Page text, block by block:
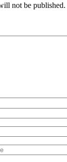
not be published.